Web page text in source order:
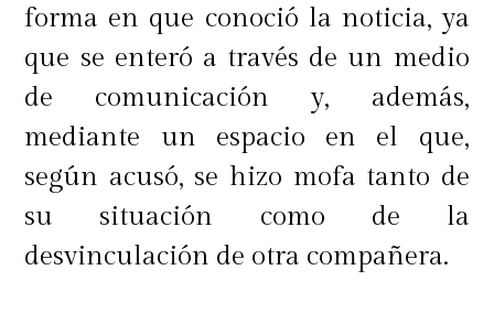
forma en que conoció la noticia, ya
que se enteró a través de un medio
de comunicación y, además,
mediante un espacio en el que,
según acusó, se hizo mofa tanto de
su situación como de la
desvinculación de otra compañera.